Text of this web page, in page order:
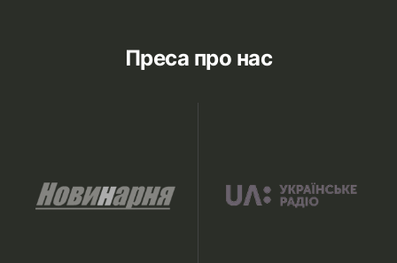
Преса про нас